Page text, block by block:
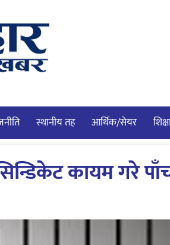
स्थानीय तह आर्थिक/सेयर
सिन्डिकेट कायम गरे